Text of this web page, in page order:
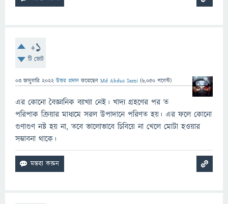
+1
টি ভোট
03 জানুয়ারি 2022 উত্তর প্রদান করেছেন Md Abdus Sami (6,050 পয়েন্ট)
এর কোনো বৈজ্ঞানিক ব্যাখ্যা নেই। খাদ্য গ্রহণের পর ত
পরিপাক ক্রিয়ার মাধ্যমে সরল উপাদানে পরিণত হয়। এর ফলে কোনো
গুণাগুণ নষ্ট হয় না, তবে ভালোভাবে চিবিয়ে না খেলে মোটা হওয়ার
সম্ভাবনা থাকে।